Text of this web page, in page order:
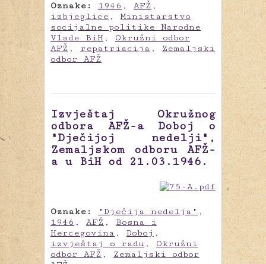
Oznake: 1946 , AFŽ ,
izbjeglice ,Ministarstvo
socijalne politike Narodne
Vlade BiH , Okružni odbor
AFŽ , repatriacija , Zemaljski
odbor AFŽ
Izvještaj Okružnog
odbora AFŽ-a Doboj o
"Dječijoj nedelji",
Zemaljskom odboru AFŽ-
a u BiH od 21.03.1946.
Oznake: "Dječija nedelja" ,
1946 , AFŽ , Bosna i
Hercegovina , Doboj ,
izvještaj o radu , Okružni
odbor AFŽ , Zemaljski odbor